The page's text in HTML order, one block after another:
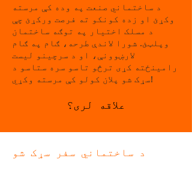
د ساختماني صنعت په وده کې مرسته
وکړئ او زده کونکو ته فرصت ورکړئ چې
د مسلک اختیار په توګه ساختمان
وپلټئ. شورا لاندې طرحه، ګام په ګام
لارښوونې، او د سرچینو لیست
رامینځته کړی ترڅو تاسو سره ستاسو د
سړک شو پلان کولو کې مرسته وکړي!
علاقه لری؟
د ساختماني سفر سړک شو